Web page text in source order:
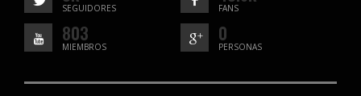
SEGUIDORES FANS
803
MIEMBROS
0
PERSONAS